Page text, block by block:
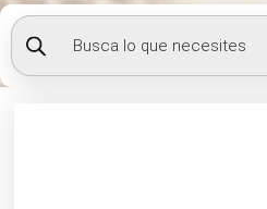
Búsqueda
de
productos